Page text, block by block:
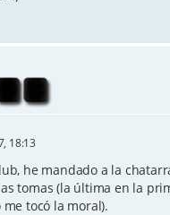
18:13
he mandado a la
tomas (la última en la
tocó la moral).